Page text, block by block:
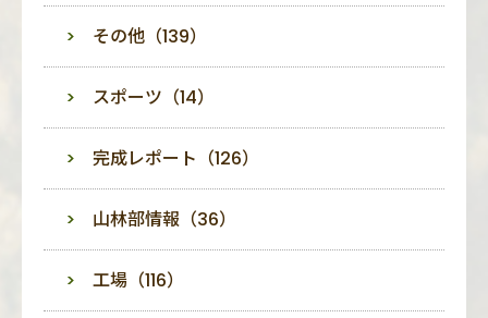
その他（139）
スポーツ（14）
完成レポート（126）
山林部情報（36）
工場（116）